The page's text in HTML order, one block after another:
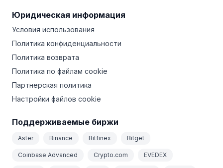
Юридическая информация
Условия использования
Политика конфиденциальности
Политика возврата
Политика по файлам cookie
Партнерская политика
Настройки файлов cookie
Поддерживаемые биржи
Aster Binance Bitfinex Bitget
Coinbase Advanced Crypto.com EVEDEX